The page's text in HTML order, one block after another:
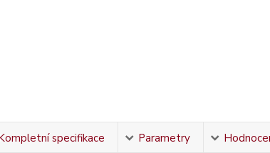
specifikace Parametry